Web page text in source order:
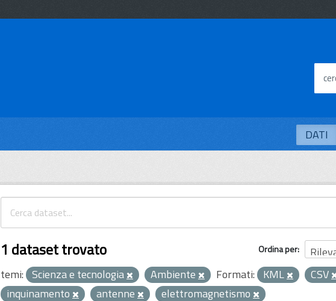
DATI
Ordina per
1 dataset trovato
temi: Scienza e tecnologia Ambiente Formati: KML CSV
inquinamento
antenne elettromagnetismo